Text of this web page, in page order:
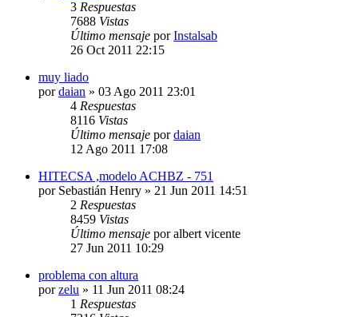
3 Respuestas
7688 Vistas
Último mensaje porInstalsab
26 Oct 2011 22:15
muy liado
pordaian » 03 Ago 2011 23:01
4 Respuestas
8116 Vistas
Último mensaje pordaian
12 Ago 2011 17:08
HITECSA ,modelo ACHBZ - 751
por Sebastián Henry » 21 Jun 2011 14:51
2 Respuestas
8459 Vistas
Último mensaje poralbert vicente
27 Jun 2011 10:29
problema con altura
porzelu » 11 Jun 2011 08:24
1 Respuestas